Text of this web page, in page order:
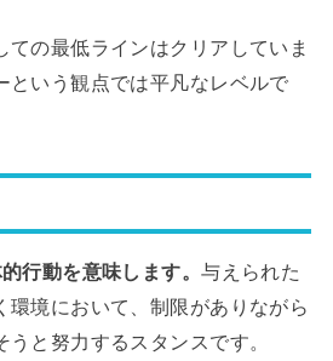
ての最低ラインはクリアしていま
という観点では平凡なレベルで
行動を意味します。与えられた
環境において、制限がありながら
うと努力するスタンスです。